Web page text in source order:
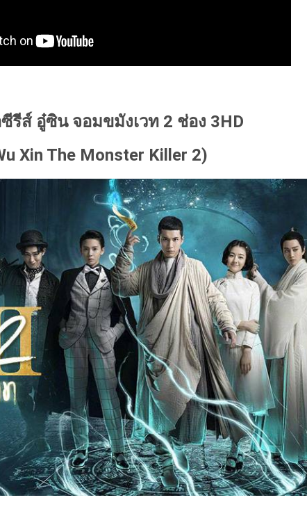
ซีรีส์ อู๋ซิน จอมขมังเวท 2 ช่อง 3HD
Xin The Monster Killer 2)